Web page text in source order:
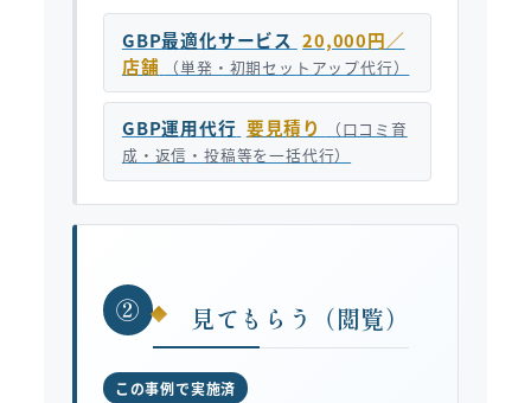
GBP最適化サービス 20,000円／
店舗
（単発・初期セットアップ代行）
GBP運用代行 要見積り
（口コミ育
成・返信・投稿等を一括代行）
② 見てもらう（閲覧）
この事例で実施済